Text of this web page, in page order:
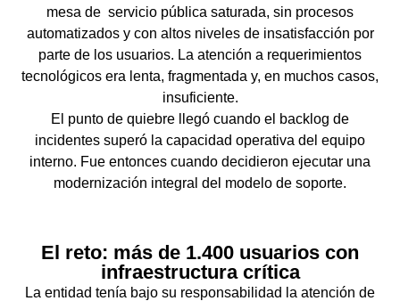
mesa de servicio pública saturada, sin procesos
automatizados y con altos niveles de insatisfacción por
parte de los usuarios. La atención a requerimientos
tecnológicos era lenta, fragmentada y, en muchos casos,
insuficiente.
El punto de quiebre llegó cuando el backlog de
incidentes superó la capacidad operativa del equipo
interno. Fue entonces cuando decidieron ejecutar una
modernización integral del modelo de soporte.
El reto: más de 1.400 usuarios con
infraestructura crítica
La entidad tenía bajo su responsabilidad la atención de